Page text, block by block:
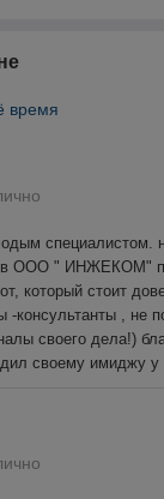
время
специалистом.
в ООО " ИНЖЕКОМ"
который стоит
-консультанты , не
своего дела!)
своему имиджу у